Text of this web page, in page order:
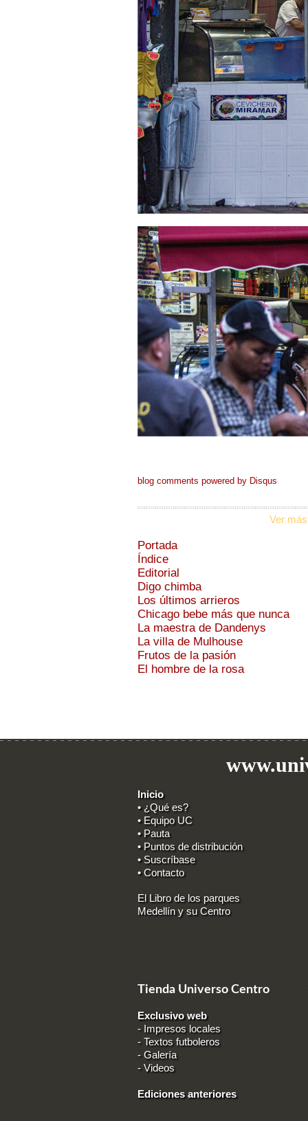
blog comments powered by Disqus
Ver
Portada
Índice
Editorial
Digo chimba
Los últimos arrieros
Chicago bebe más que nunca
La maestra de Dandenys
La villa de Mulhouse
Frutos de la pasión
El hombre de la rosa
Inicio
• ¿Qué es?
• Equipo UC
• Pauta
• Puntos de distribución
• Suscríbase
• Contacto
El Libro de los parques
Medellín y su Centro
Tienda Universo Centro
Exclusivo web
- Impresos locales
- Textos futboleros
-Galería
-Videos
Ediciones anteriores